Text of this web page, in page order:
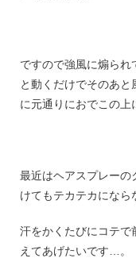
ですので強風に煽られ
と動くだけでそのあと
に元通りにおでこの上
最近はヘアスプレーの
けてもテカテカになら
汗をかくたびにコテで
えてあげたいです…。